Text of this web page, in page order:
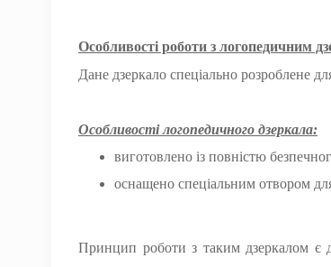
Особливості роботи з логопедичним
Дане дзеркало спеціально розроблене
Особливості логопедичного дзеркала:
виготовлено із повністю
оснащено спеціальним отвором
Принцип роботи з таким дзеркалом є